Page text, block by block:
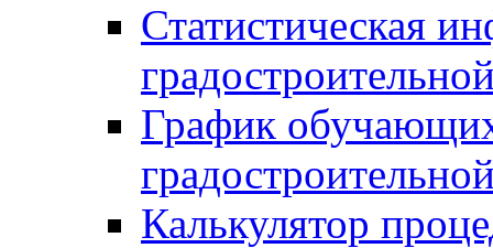
Статистическая
График
Калькулятор